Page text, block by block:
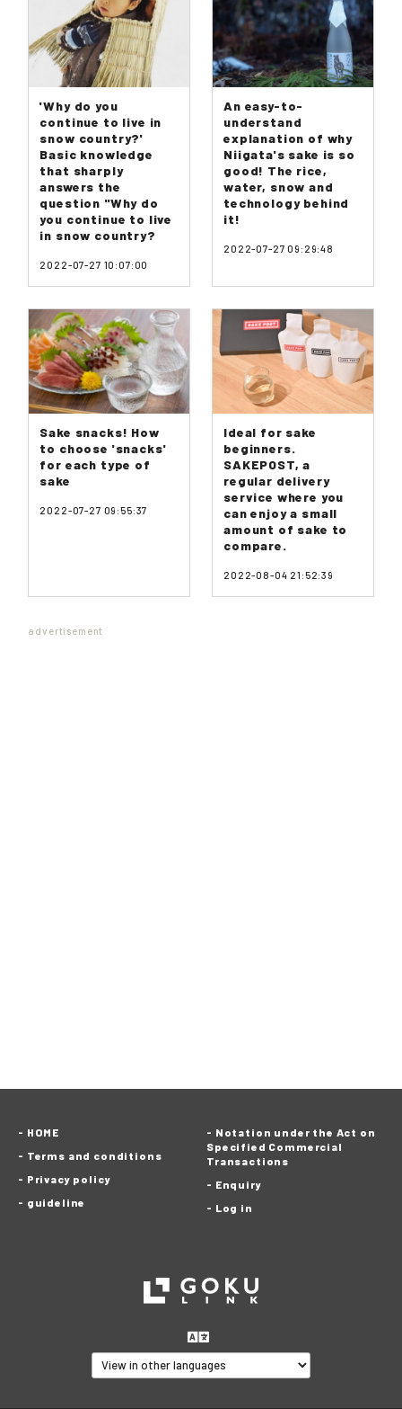
'Why do you
continue to live in
snow country?'
Basic knowledge
that sharply
answers the
question "Why do
you continue to live
in snow country?
2022-07-27 10:07:00
An easy-to-
understand
explanation of why
Niigata's sake is so
good! The rice,
water, snow and
technology behind
it!
2022-07-27 09:29:48
Sake snacks! How
to choose 'snacks'
for each type of
sake
2022-07-27 09:55:37
Ideal for sake
beginners.
SAKEPOST, a
regular delivery
service where you
can enjoy a small
amount of sake to
compare.
2022-08-04 21:52:39
advertisement
HOME
Terms and conditions
Privacy policy
guideline
Notation under the Act on
Specified Commercial
Transactions
Enquiry
Log in